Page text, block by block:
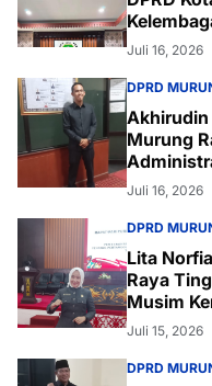
Juli 16, 2026
DPRD
Akhirudin
Murung
Juli 16, 2026
DPRD
Lita
Raya
Musim
Juli 15, 2026
DPRD